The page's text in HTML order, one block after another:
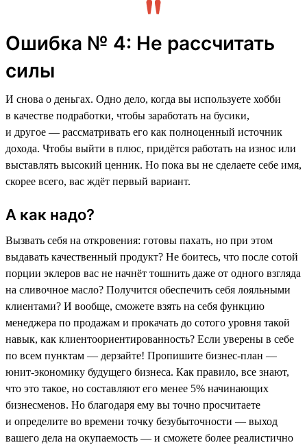
Ошибка № 4: Не рассчитать
силы
И снова о деньгах. Одно дело, когда вы используете хобби
в качестве подработки, чтобы заработать на бусики,
и другое — рассматривать его как полноценный источник
дохода. Чтобы выйти в плюс, придётся работать на износ или
выставлять высокий ценник. Но пока вы не сделаете себе имя,
скорее всего, вас ждёт первый вариант.
А как надо?
Вызвать себя на откровения: готовы пахать, но при этом
выдавать качественный продукт? Не боитесь, что после сотой
порции эклеров вас не начнёт тошнить даже от одного взгляда
на сливочное масло? Получится обеспечить себя лояльными
клиентами? И вообще, сможете взять на себя функцию
менеджера по продажам и прокачать до сотого уровня такой
навык, как клиентоориентированность? Если уверены в себе
по всем пунктам — дерзайте! Пропишите бизнес-план —
юнит-экономику будущего бизнеса. Как правило, все знают,
что это такое, но составляют его менее 5% начинающих
бизнесменов. Но благодаря ему вы точно просчитаете
и определите во времени точку безубыточности — выход
вашего дела на окупаемость — и сможете более реалистично